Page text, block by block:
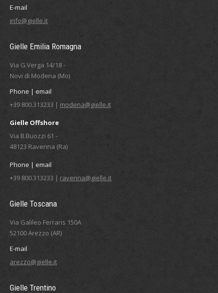
E-mail
info@gielle.it
Gielle Emilia Romagna
Via G.Verga 14/18 -
Novi di Modena (Mo)
Phone | email
+39 800.313233 | modena@gielle.it
Gielle Offshore
Via B.Buozzi 61 -
48123 Ravenna (Ra)
Phone | email
+39 800.313233 | ravenna@gielle.it
Gielle Toscana
Via Galileo Ferraris 150A
52100 Arezzo (AR)
E-mail
arezzo@gielle.it
Gielle Trentino